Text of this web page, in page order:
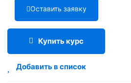
Оставить заявку
Купить курс
Добавить в список